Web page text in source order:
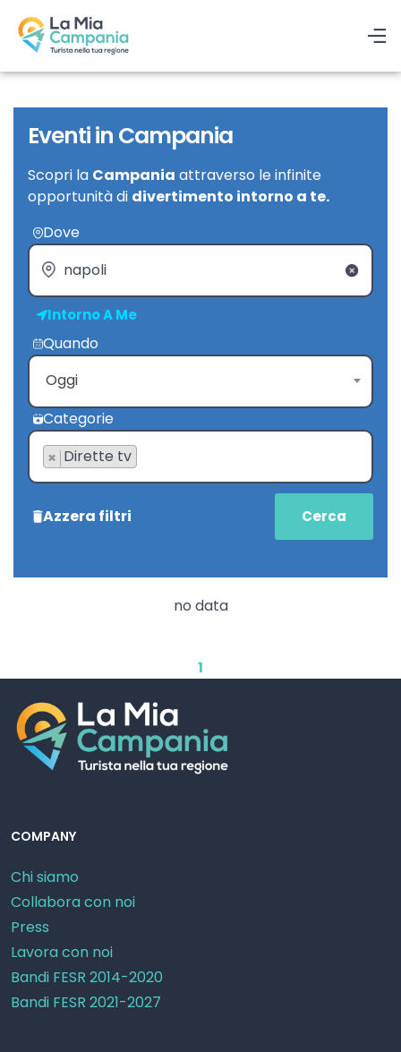
Eventi in Campania
Scopri la Campania attraverso le infinite
opportunità di divertimento intorno a te.
Dove
Intorno A Me
Quando
Oggi
Categorie
× Dirette tv
Azzera filtri
no data
1
COMPANY
Chi siamo
Collabora con noi
Press
Lavora con noi
Bandi FESR 2014-2020
Bandi FESR 2021-2027